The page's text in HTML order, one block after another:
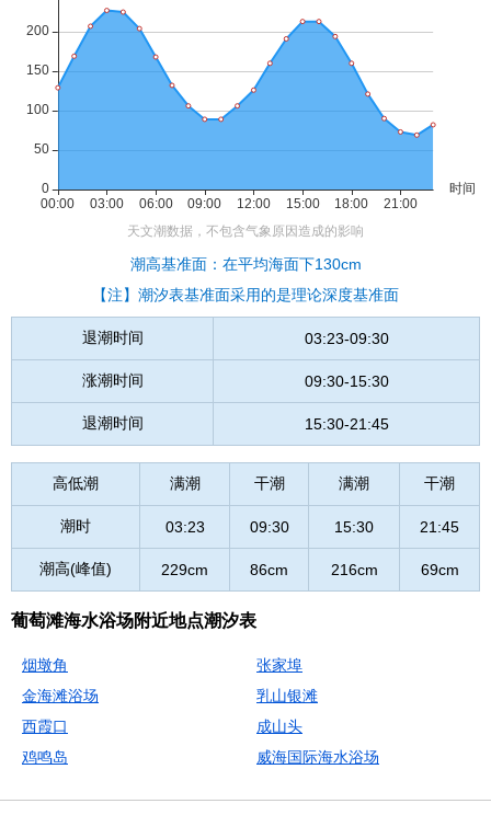
潮高基准面：在平均海面下130cm
【注】潮汐表基准面采用的是理论深度基准面
退潮时间 03:23-09:30
涨潮时间 09:30-15:30
退潮时间 15:30-21:45
高低潮 满潮 干潮 满潮 干潮
潮时 03:23 09:30 15:30 21:45
潮高(峰值) 229cm 86cm 216cm 69cm
葡萄滩海水浴场附近地点潮汐表
烟墩角
张家埠
金海滩浴场
乳山银滩
西霞口
成山头
鸡鸣岛
威海国际海水浴场